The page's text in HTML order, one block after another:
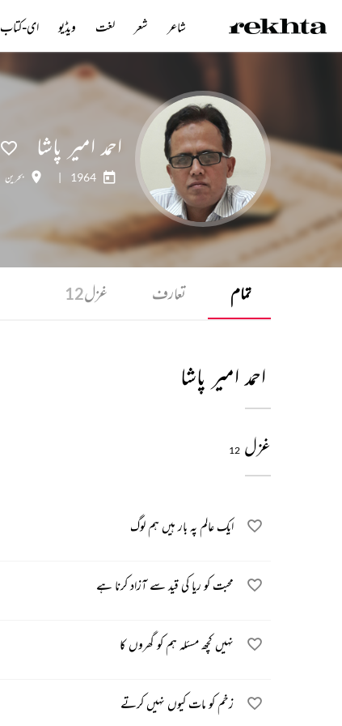
احمد امیر پاشا
1964
| بحرین
تمام تعارف غزل12
احمد امیر پاشا
غزل 12
ایک عالم پہ بار ہیں ہم لوگ
محبت کو ریا کی قید سے آزاد کرنا ہے
نہیں کچھ مسئلہ ہم کو گھروں کا
زخم کو مات کیوں نہیں کرتے
شاعر شعر لغت ویڈیو ای-کتاب